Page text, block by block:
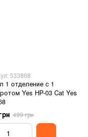
533868
1 отделение с 1
Yes HP-03 Cat Yes
499 грн